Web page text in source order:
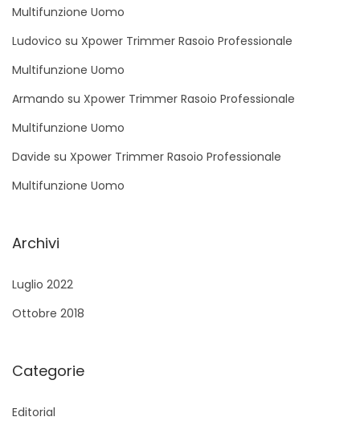
Multifunzione Uomo
Ludovico su Xpower Trimmer Rasoio Professionale
Multifunzione Uomo
Armando su Xpower Trimmer Rasoio Professionale
Multifunzione Uomo
Davide su Xpower Trimmer Rasoio Professionale
Multifunzione Uomo
Archivi
Luglio 2022
Ottobre 2018
Categorie
Editorial